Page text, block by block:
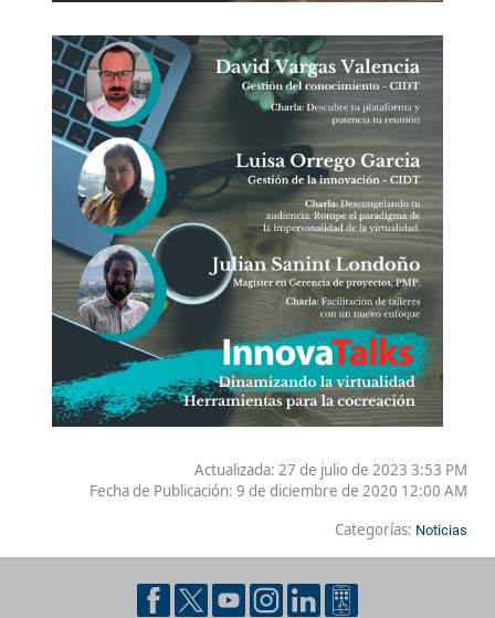
Actualizada: 27 de julio de 2023 3:53 PM
Fecha de Publicación: 9 de diciembre de 2020 12:00 AM
Categorías: Noticias